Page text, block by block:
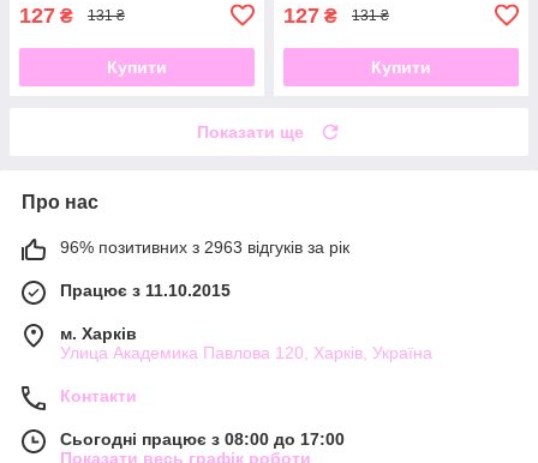
127 ₴ 131 ₴
Купити
127 ₴ 131 ₴
Купити
Показати ще
Про нас
96% позитивних з 2963 відгуків за рік
Працює з 11.10.2015
м. Харків
Улица Академика Павлова 120, Харків, Україна
Контакти
Сьогодні працює з 08:00 до 17:00
Показати весь графік роботи